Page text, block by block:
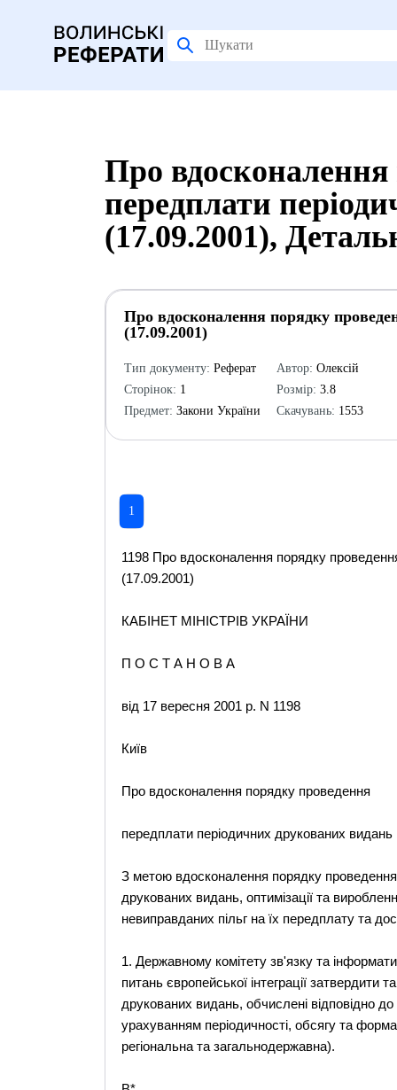
Про
передплати
(17.09.2001),
Про вдосконалення порядку
(17.09.2001)
Тип документу: Реферат
Сторінок: 1
Предмет: Закони України
Автор: Олексій
Розмір: 3.8
Скачувань: 1553
1
1198 Про вдосконалення порядку
(17.09.2001)
КАБІНЕТ МІНІСТРІВ УКРАЇНИ
П О С Т А Н О В А
від 17 вересня 2001 р. N 1198
Київ
Про вдосконалення порядку проведення
передплати періодичних друкованих видань
З метою вдосконалення порядку
друкованих видань, оптимізації та
невиправданих пільг на їх передплату та
1. Державному комітету зв'язку та
питань європейської інтеграції
друкованих видань, обчислені відповідно
урахуванням періодичності, обсягу та
регіональна та загальнодержавна).